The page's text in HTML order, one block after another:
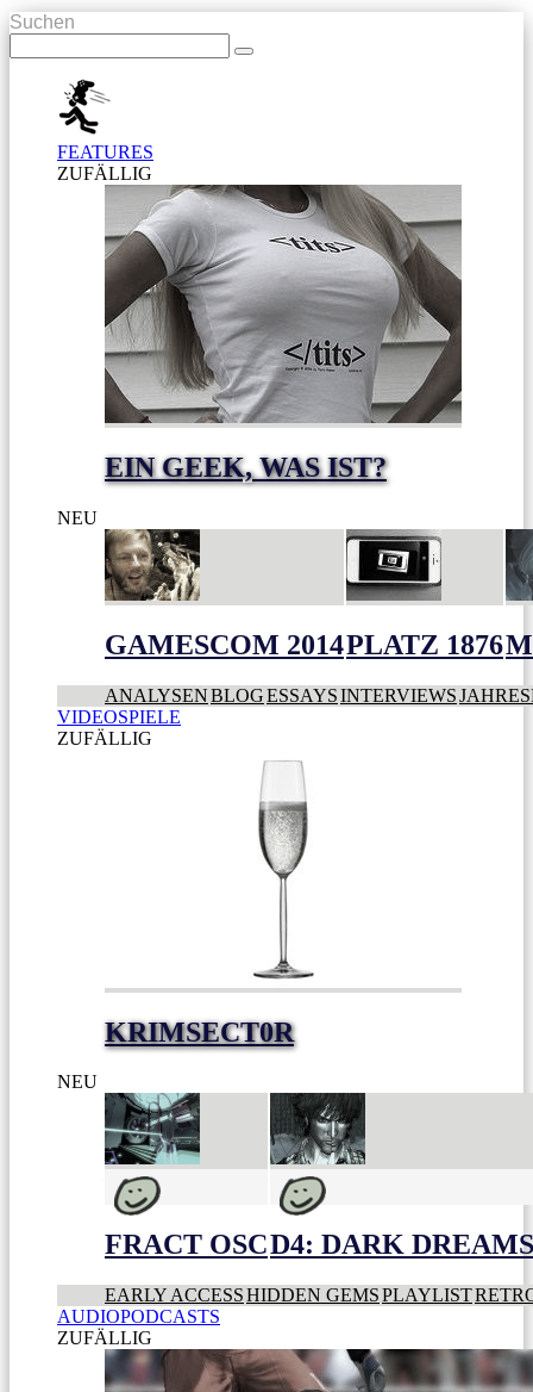
Suchen
FEATURES
ZUFÄLLIG
EIN GEEK, WAS IST?
NEU
GAMESCOM 2014PLATZ 1876
ANALYSENBLOGESSAYSINTERVIEWS
VIDEOSPIELE
ZUFÄLLIG
KRIMSECT0R
NEU
FRACT OSCD4: DARK
EARLY ACCESSHIDDEN GEMSPLAYLIST
AUDIOPODCASTS
ZUFÄLLIG